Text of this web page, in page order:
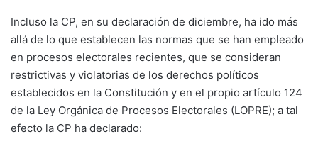
Incluso la CP, en su declaración de diciembre, ha ido más
allá de lo que establecen las normas que se han empleado
en procesos electorales recientes, que se consideran
restrictivas y violatorias de los derechos políticos
establecidos en la Constitución y en el propio artículo 124
de la Ley Orgánica de Procesos Electorales (LOPRE); a tal
efecto la CP ha declarado: